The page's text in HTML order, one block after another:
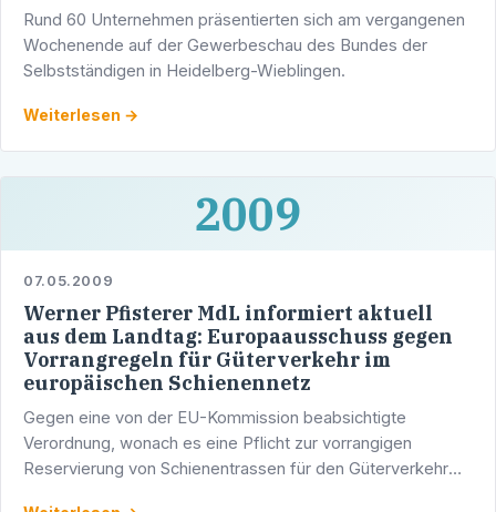
Rund 60 Unternehmen präsentierten sich am vergangenen
Wochenende auf der Gewerbeschau des Bundes der
Selbstständigen in Heidelberg-Wieblingen.
Weiterlesen →
2009
07.05.2009
Werner Pfisterer MdL informiert aktuell
aus dem Landtag: Europaausschuss gegen
Vorrangregeln für Güterverkehr im
europäischen Schienennetz
Gegen eine von der EU-Kommission beabsichtigte
Verordnung, wonach es eine Pflicht zur vorrangigen
Reservierung von Schienentrassen für den Güterverkehr